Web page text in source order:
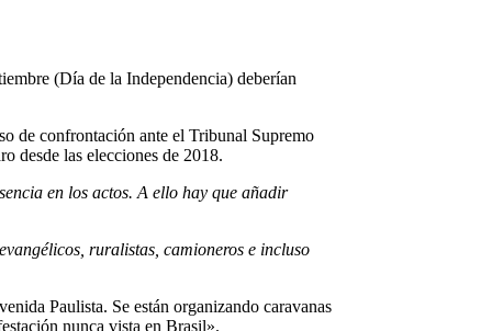
(Día de la Independencia) deberían
de confrontación ante el Tribunal Supremo
desde las elecciones de 2018.
en los actos. A ello hay que añadir
ruralistas, camioneros e incluso
Paulista. Se están organizando caravanas
nunca vista en Brasil».